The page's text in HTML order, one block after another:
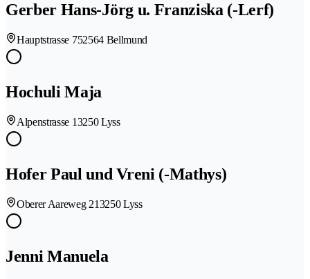
Gerber Hans-Jörg u. Franziska (-Lerf)
Hauptstrasse 752564 Bellmund
Hochuli Maja
Alpenstrasse 13250 Lyss
Hofer Paul und Vreni (-Mathys)
Oberer Aareweg 213250 Lyss
Jenni Manuela